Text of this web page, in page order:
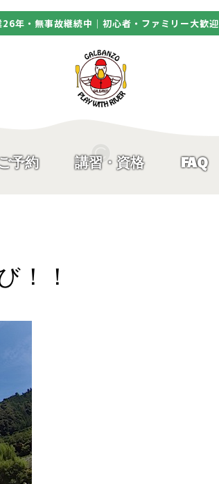
26年・無事故継続中｜初心者・ファミリー大歓迎
予約 講習・資格 FAQ
！！